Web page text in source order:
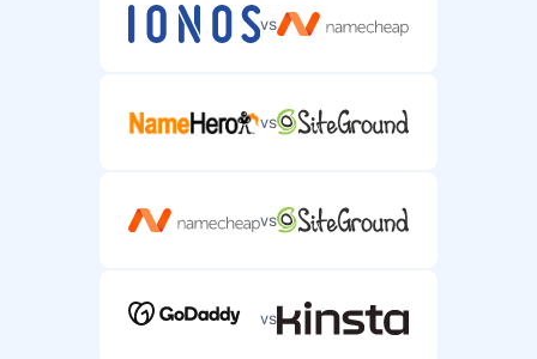
Підтримка сервера через email або тікет-систему.
серверних питань.
Підтримка телефоном
vs
vs
vs
vs